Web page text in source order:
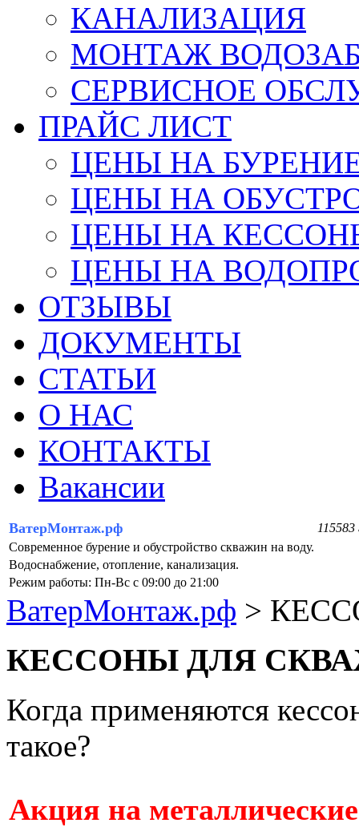
КАНАЛИЗАЦИЯ
МОНТАЖ
СЕРВИСНОЕ
ПРАЙС ЛИСТ
ЦЕНЫ НА
ЦЕНЫ НА
ЦЕНЫ НА
ЦЕНЫ НА
ОТЗЫВЫ
ДОКУМЕНТЫ
СТАТЬИ
О НАС
КОНТАКТЫ
Вакансии
ВатерМонтаж.рф
Современное бурение и обустройство скважин на воду.
Водоснабжение, отопление, канализация.
Режим работы: Пн-Вс с 09:00 до 21:00
ВатерМонтаж.рф >
КЕССОНЫ ДЛЯ
Когда применяются
такое?
Акция на